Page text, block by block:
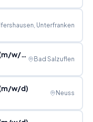
Unterfranken
Ausbildung zum Asphaltbauer (m/w/d)
Bad Salzuflen
w/d)
Neuss